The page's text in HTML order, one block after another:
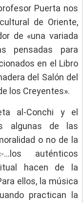
Puerta nos
de Oriente,
de «una variada
pensadas para
en el Libro
del Salón del
los Creyentes».
al-Conchi y el
algunas de las
o no de la
…los auténticos
hacen de la
ellos, la música
practican la